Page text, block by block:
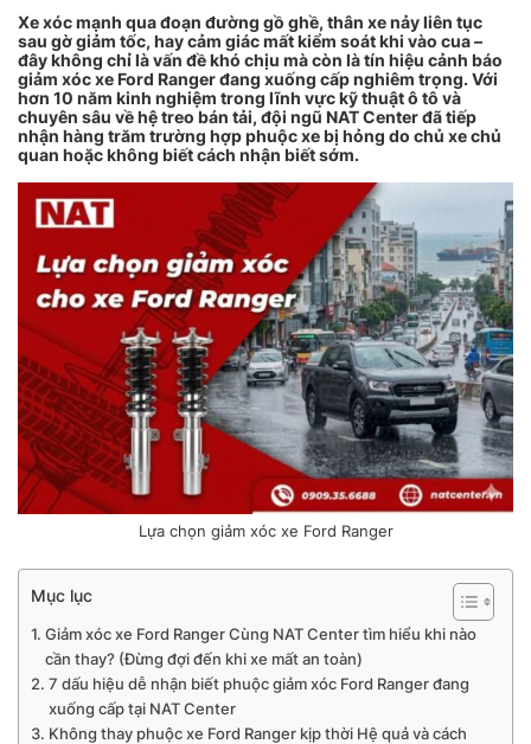
Xe xóc mạnh qua đoạn đường gồ ghề, thân xe nảy liên tục
sau gờ giảm tốc, hay cảm giác mất kiểm soát khi vào cua –
đây không chỉ là vấn đề khó chịu mà còn là tín hiệu cảnh báo
giảm xóc xe Ford Ranger đang xuống cấp nghiêm trọng. Với
hơn 10 năm kinh nghiệm trong lĩnh vực kỹ thuật ô tô và
chuyên sâu về hệ treo bán tải, đội ngũ NAT Center đã tiếp
nhận hàng trăm trường hợp phuộc xe bị hỏng do chủ xe chủ
quan hoặc không biết cách nhận biết sớm.
Lựa chọn giảm xóc xe Ford Ranger
Mục lục
Giảm xóc xe Ford Ranger Cùng NAT Center tìm hiểu khi nào
cần thay? (Đừng đợi đến khi xe mất an toàn)
7 dấu hiệu dễ nhận biết phuộc giảm xóc Ford Ranger đang
xuống cấp tại NAT Center
Không thay phuộc xe Ford Ranger kịp thời Hệ quả và cách